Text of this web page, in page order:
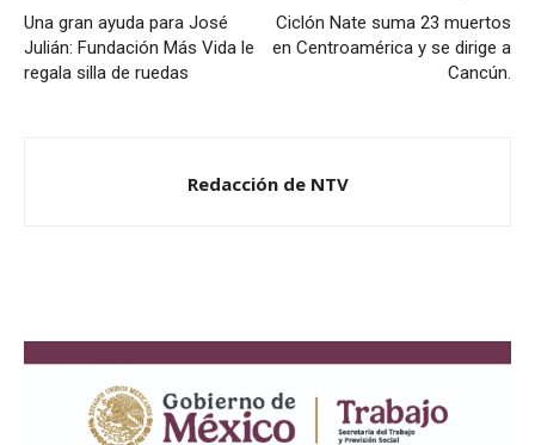
Una gran ayuda para José
Julián: Fundación Más Vida le
regala silla de ruedas
Ciclón Nate suma 23 muertos
en Centroamérica y se dirige a
Cancún.
Redacción de NTV